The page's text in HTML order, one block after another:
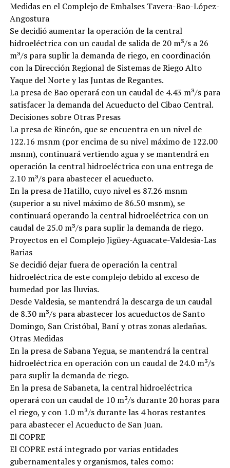
Medidas en el Complejo de Embalses Tavera-Bao-López-
Angostura
Se decidió aumentar la operación de la central
hidroeléctrica con un caudal de salida de 20 m³/s a 26
m³/s para suplir la demanda de riego, en coordinación
con la Dirección Regional de Sistemas de Riego Alto
Yaque del Norte y las Juntas de Regantes.
La presa de Bao operará con un caudal de 4.43 m³/s para
satisfacer la demanda del Acueducto del Cibao Central.
Decisiones sobre Otras Presas
La presa de Rincón, que se encuentra en un nivel de
122.16 msnm (por encima de su nivel máximo de 122.00
msnm), continuará vertiendo agua y se mantendrá en
operación la central hidroeléctrica con una entrega de
2.10 m³/s para abastecer el acueducto.
En la presa de Hatillo, cuyo nivel es 87.26 msnm
(superior a su nivel máximo de 86.50 msnm), se
continuará operando la central hidroeléctrica con un
caudal de 25.0 m³/s para suplir la demanda de riego.
Proyectos en el Complejo Jigüey-Aguacate-Valdesia-Las
Barias
Se decidió dejar fuera de operación la central
hidroeléctrica de este complejo debido al exceso de
humedad por las lluvias.
Desde Valdesia, se mantendrá la descarga de un caudal
de 8.30 m³/s para abastecer los acueductos de Santo
Domingo, San Cristóbal, Baní y otras zonas aledañas.
Otras Medidas
En la presa de Sabana Yegua, se mantendrá la central
hidroeléctrica en operación con un caudal de 24.0 m³/s
para suplir la demanda de riego.
En la presa de Sabaneta, la central hidroeléctrica
operará con un caudal de 10 m³/s durante 20 horas para
el riego, y con 1.0 m³/s durante las 4 horas restantes
para abastecer el Acueducto de San Juan.
El COPRE
El COPRE está integrado por varias entidades
gubernamentales y organismos, tales como: